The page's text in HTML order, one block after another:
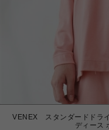
VENEX スタンダードドラ
ディース